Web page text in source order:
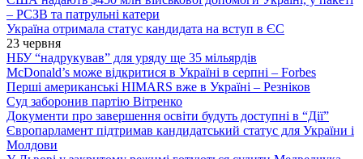
– РСЗВ та патрульні катери
Україна отримала статус кандидата на вступ в ЄС
23 червня
НБУ “надрукував” для уряду ще 35 мільярдів
McDonald’s може відкритися в Україні в серпні – Forbes
Перші американські HIMARS вже в Україні – Резніков
Суд заборонив партію Вітренко
Документи про завершення освіти будуть доступні в “Дії”
Європарламент підтримав кандидатський статус для України і
Молдови